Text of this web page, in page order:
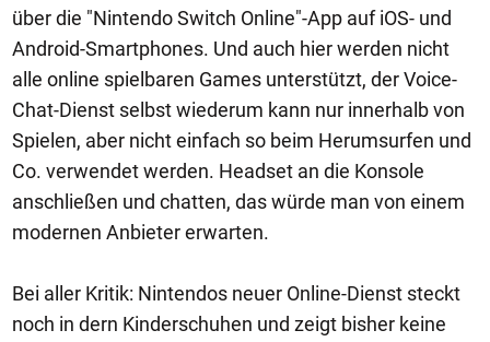
über die "Nintendo Switch Online"-App auf iOS- und
Android-Smartphones. Und auch hier werden nicht
alle online spielbaren Games unterstützt, der Voice-
Chat-Dienst selbst wiederum kann nur innerhalb von
Spielen, aber nicht einfach so beim Herumsurfen und
Co. verwendet werden. Headset an die Konsole
anschließen und chatten, das würde man von einem
modernen Anbieter erwarten.
Bei aller Kritik: Nintendos neuer Online-Dienst steckt
noch in dern Kinderschuhen und zeigt bisher keine